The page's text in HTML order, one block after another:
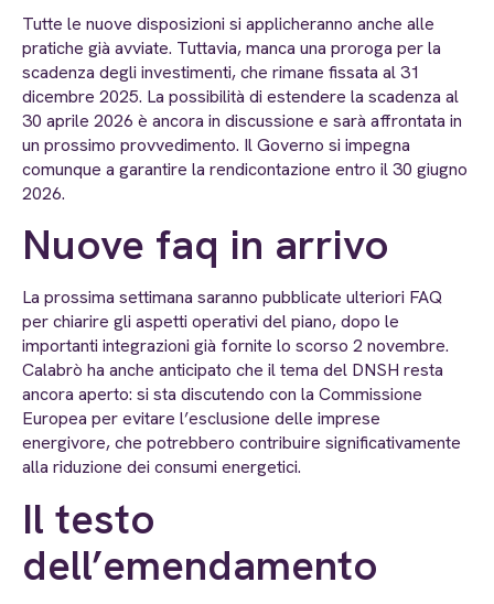
Tutte le nuove disposizioni si applicheranno anche alle
pratiche già avviate. Tuttavia, manca una proroga per la
scadenza degli investimenti, che rimane fissata al 31
dicembre 2025. La possibilità di estendere la scadenza al
30 aprile 2026 è ancora in discussione e sarà affrontata in
un prossimo provvedimento. Il Governo si impegna
comunque a garantire la rendicontazione entro il 30 giugno
2026.
Nuove faq in arrivo
La prossima settimana saranno pubblicate ulteriori FAQ
per chiarire gli aspetti operativi del piano, dopo le
importanti integrazioni già fornite lo scorso 2 novembre.
Calabrò ha anche anticipato che il tema del DNSH resta
ancora aperto: si sta discutendo con la Commissione
Europea per evitare l’esclusione delle imprese
energivore, che potrebbero contribuire significativamente
alla riduzione dei consumi energetici.
Il testo
dell’emendamento